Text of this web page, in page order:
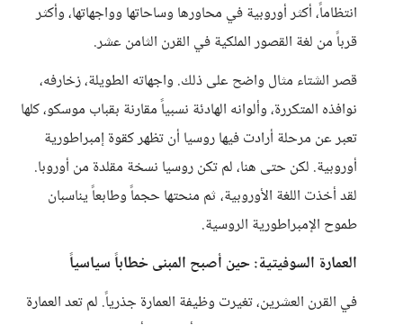
انتظاماً، أكثر أوروبية في محاورها وساحاتها وواجهاتها، وأكثر
قرباً من لغة القصور الملكية في القرن الثامن عشر.
قصر الشتاء مثال واضح على ذلك. واجهاته الطويلة، زخارفه،
نوافذه المتكررة، وألوانه الهادئة نسبياً مقارنة بقباب موسكو، كلها
تعبر عن مرحلة أرادت فيها روسيا أن تظهر كقوة إمبراطورية
أوروبية. لكن حتى هنا، لم تكن روسيا نسخة مقلدة من أوروبا.
لقد أخذت اللغة الأوروبية، ثم منحتها حجماً وطابعاً يناسبان
طموح الإمبراطورية الروسية.
العمارة السوفيتية: حين أصبح المبنى خطاباً سياسياً
في القرن العشرين، تغيرت وظيفة العمارة جذرياً. لم تعد العمارة